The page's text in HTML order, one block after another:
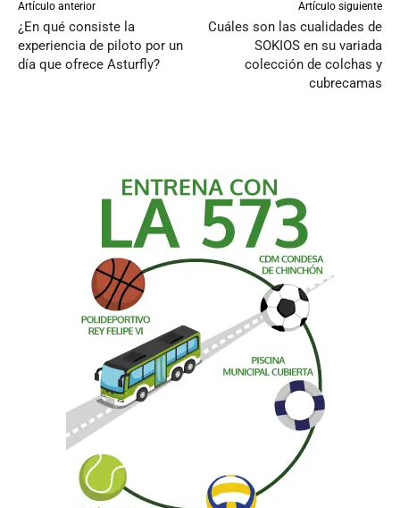
Artículo anterior
¿En qué consiste la
experiencia de piloto por un
día que ofrece Asturfly?
Artículo siguiente
Cuáles son las cualidades de
SOKIOS en su variada
colección de colchas y
cubrecamas